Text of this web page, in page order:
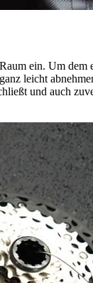
ein. Um
leicht
und auch